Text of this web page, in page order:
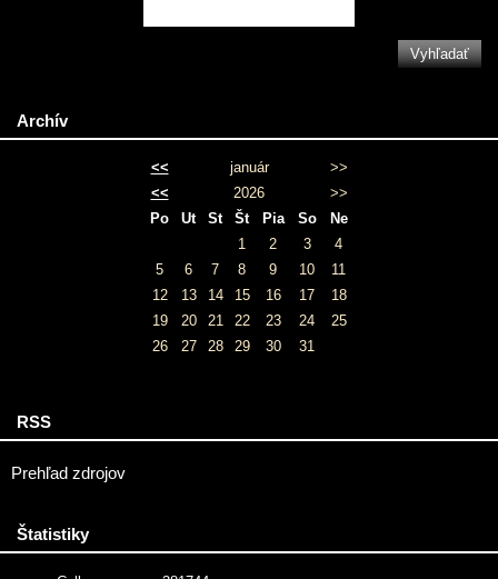
Archív
<< január
>>
<<
2026
>>
Po
Ut St Št Pia So
Ne
1
2 3
4
5
6 7 8 9 10
11
12
13 14 15 16 17
18
19
20 21 22 23 24
25
26
27 28 29 30 31
RSS
Prehľad zdrojov
Štatistiky